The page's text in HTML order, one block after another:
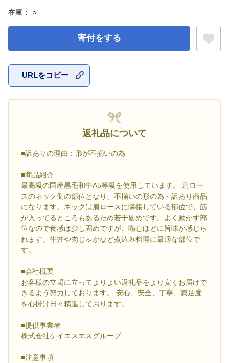
在庫： ○
寄付をする
URLをコピー
返礼品について
■訳ありの理由：形が不揃いの為
■商品紹介
最高級の国産黒毛和牛A5等級を使用しています。 肩ロー
スのネック側の部位となり、不揃いの形の為・訳あり商品
になります。ネックは肩ロースに隣接している部位で、筋
が入ってるところもあるため若干硬めです。よく動かす部
位なので食感は少し固めですが、噛むほどに旨味が感じら
れます。牛丼や肉じゃがなど煮込み料理に最適な部位で
す。
■会社概要
お客様の立場に立ってよりよい返礼品をより安くお届けで
きるよう努力しております。 安心、安全、丁寧、満足度
を心掛け日々精進しております。
■提供事業者
株式会社ケイエスエスグループ
■注意事項